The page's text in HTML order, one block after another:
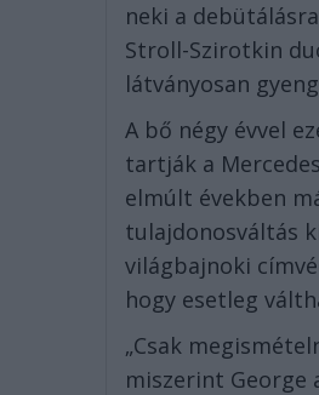
neki a
Stroll-Szirotkin
látványosan
A bő négy évvel
tartják a
elmúlt években
tulajdonosváltás
világbajnoki
hogy esetleg
„Csak
miszerint George